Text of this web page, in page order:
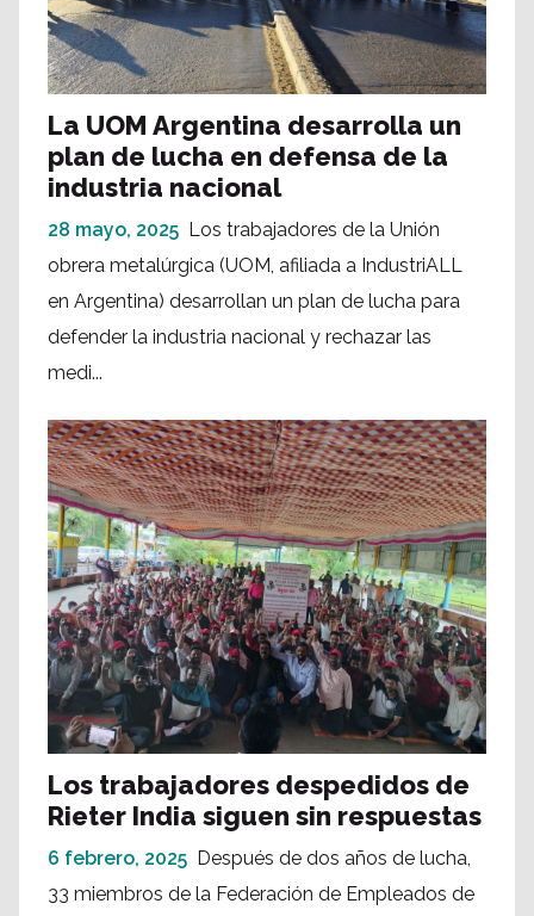
La UOM Argentina desarrolla un
plan de lucha en defensa de la
industria nacional
28 mayo, 2025 Los trabajadores de la Unión
obrera metalúrgica (UOM, afiliada a IndustriALL
en Argentina) desarrollan un plan de lucha para
defender la industria nacional y rechazar las
medi...
Los trabajadores despedidos de
Rieter India siguen sin respuestas
6 febrero, 2025 Después de dos años de lucha,
33 miembros de la Federación de Empleados de